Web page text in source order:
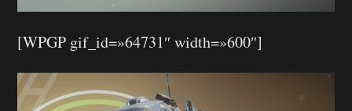
[WPGP gif_id=»64731″ width=»600″]